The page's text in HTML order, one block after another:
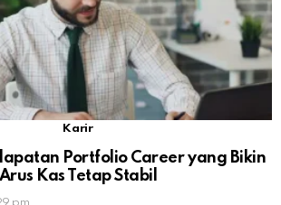
Karir
Portfolio Career yang Bikin
Arus Kas Tetap Stabil